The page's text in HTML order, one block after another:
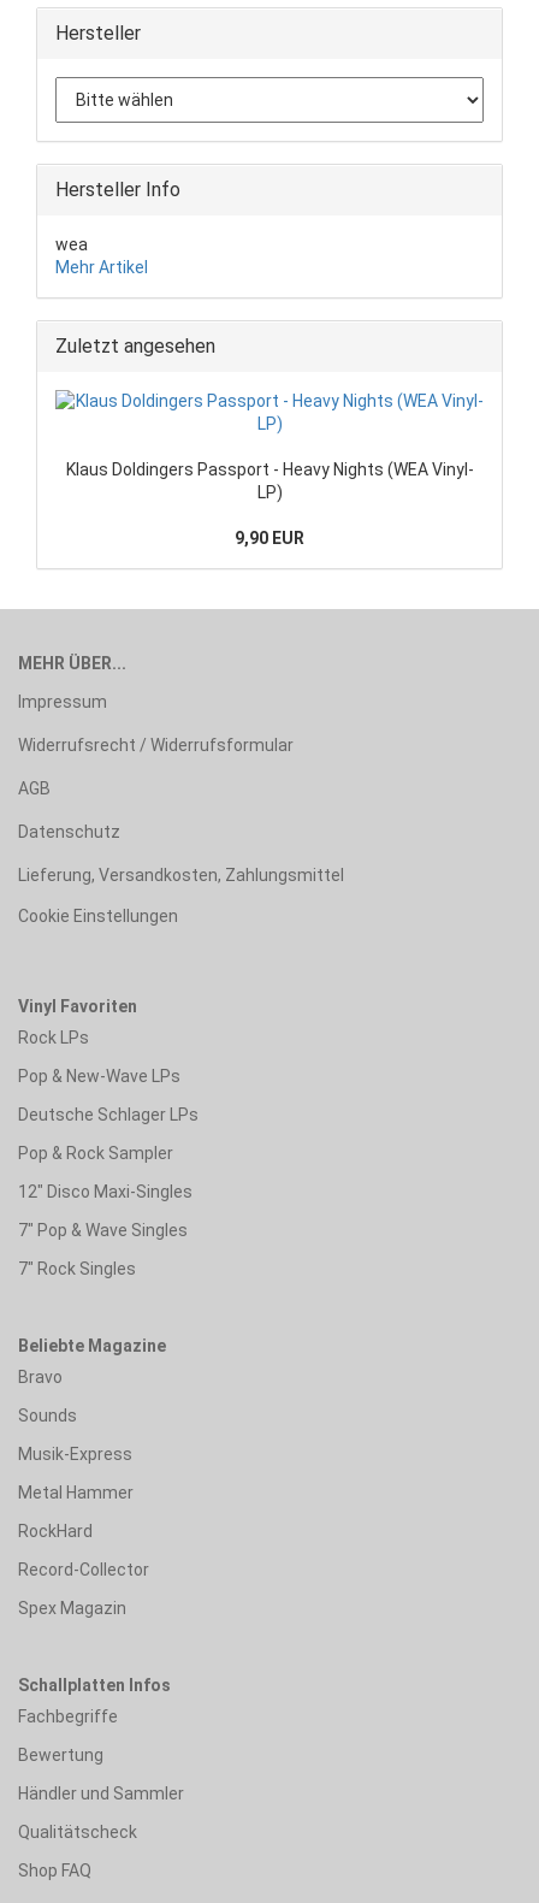
Hersteller
Hersteller Info
wea
Mehr Artikel
Zuletzt angesehen
Klaus Doldingers Passport - Heavy Nights (WEA Vinyl-
LP)
9,90 EUR
MEHR ÜBER...
Impressum
Widerrufsrecht / Widerrufsformular
AGB
Datenschutz
Lieferung, Versandkosten, Zahlungsmittel
Cookie Einstellungen
Vinyl Favoriten
Rock LPs
Pop & New-Wave LPs
Deutsche Schlager LPs
Pop & Rock Sampler
12" Disco Maxi-Singles
7" Pop & Wave Singles
7" Rock Singles
Beliebte Magazine
Bravo
Sounds
Musik-Express
Metal Hammer
RockHard
Record-Collector
Spex Magazin
Schallplatten Infos
Fachbegriffe
Bewertung
Händler und Sammler
Qualitätscheck
Shop FAQ